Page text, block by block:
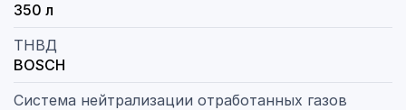
350 л
ТНВД
BOSCH
Система нейтрализации отработанных газов